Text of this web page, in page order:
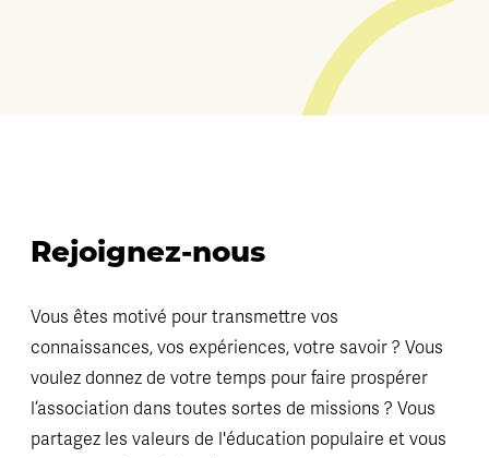
Rejoignez-nous
Vous êtes motivé pour transmettre vos
connaissances, vos expériences, votre savoir ? Vous
voulez donnez de votre temps pour faire prospérer
l’association dans toutes sortes de missions ? Vous
partagez les valeurs de l'éducation populaire et vous